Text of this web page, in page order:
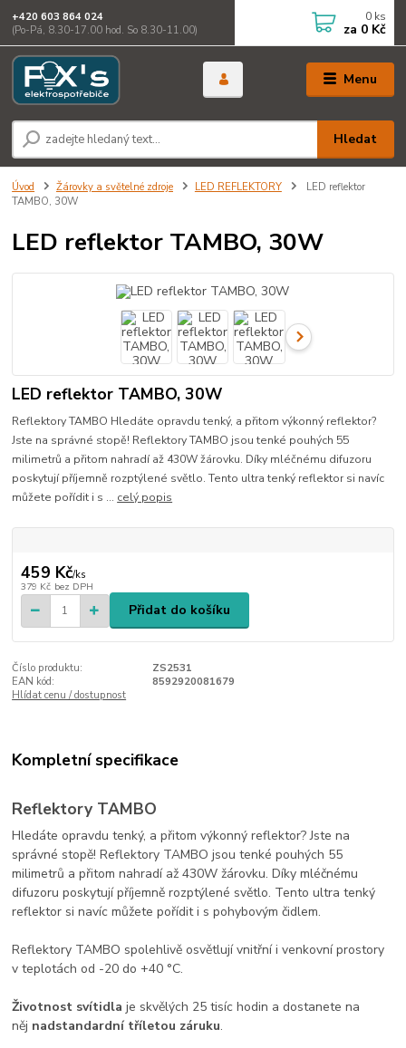
Menu
Hledat
+420 603 864 024
(Po-Pá, 8.30-17.00 hod. So 8.30-11.00)
0 ks
za 0 Kč
Úvod Žárovky a světelné zdroje LED REFLEKTORY
LED reflektor
TAMBO, 30W
LED reflektor TAMBO, 30W
LED reflektor TAMBO, 30W
Reflektory TAMBO Hledáte opravdu tenký, a přitom výkonný reflektor?
Jste na správné stopě! Reflektory TAMBO jsou tenké pouhých 55
milimetrů a přitom nahradí až 430W žárovku. Díky mléčnému difuzoru
poskytují příjemně rozptýlené světlo. Tento ultra tenký reflektor si navíc
můžete pořídit i s ... celý popis
459 Kč/ks
379 Kč bez DPH
Přidat do košíku
Číslo produktu:
ZS2531
EAN kód:
8592920081679
Hlídat cenu / dostupnost
Kompletní specifikace
Reflektory TAMBO
Hledáte opravdu tenký, a přitom výkonný reflektor? Jste na
správné stopě! Reflektory TAMBO jsou tenké pouhých 55
milimetrů a přitom nahradí až 430W žárovku. Díky mléčnému
difuzoru poskytují příjemně rozptýlené světlo. Tento ultra tenký
reflektor si navíc můžete pořídit i s pohybovým čidlem.
Reflektory TAMBO spolehlivě osvětlují vnitřní i venkovní prostory
v teplotách od -20 do +40 °C.
Životnost svítidla je skvělých 25 tisíc hodin a dostanete na
něj nadstandardní tříletou záruku.